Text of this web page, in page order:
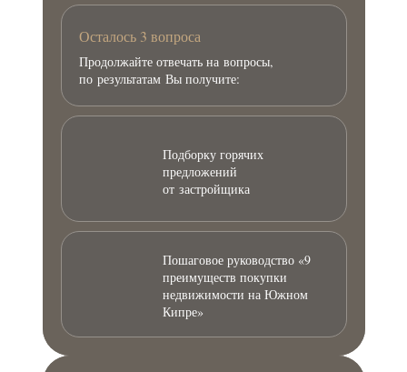
Подборку горячих
предложений
от застройщика
Пошаговое руководство «9
преимуществ покупки
недвижимости на Южном
Кипре»
Осталось 3 вопроса
Продолжайте отвечать на вопросы,
по результатам Вы получите: